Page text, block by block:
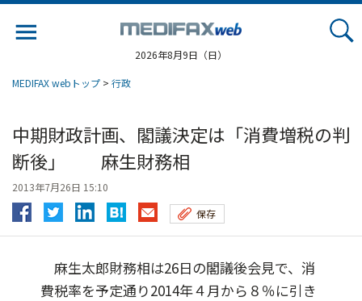
2026年8月9日（日）
MEDIFAX webトップ > 行政
中期財政計画、閣議決定は「消費増税の判
断後」 麻生財務相
2013年7月26日 15:10
保存
麻生太郎財務相は26日の閣議後会見で、消
費税率を予定通り2014年４月から８％に引き